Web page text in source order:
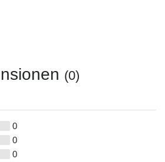
(0)
0
0
0